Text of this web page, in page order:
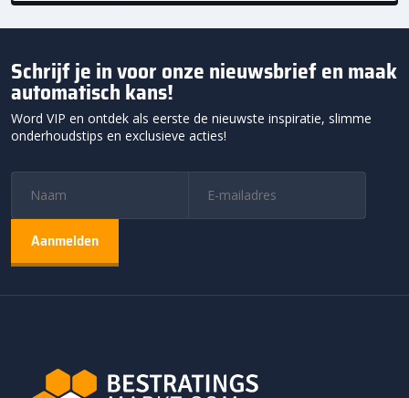
Schrijf je in voor onze nieuwsbrief en maak
automatisch kans!
Word VIP en ontdek als eerste de nieuwste inspiratie, slimme
onderhoudstips en exclusieve acties!